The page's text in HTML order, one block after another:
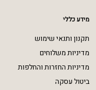
מידע כללי
תקנון ותנאי שימוש
מדיניות משלוחים
מדיניות החזרות והחלפות
ביטול עסקה